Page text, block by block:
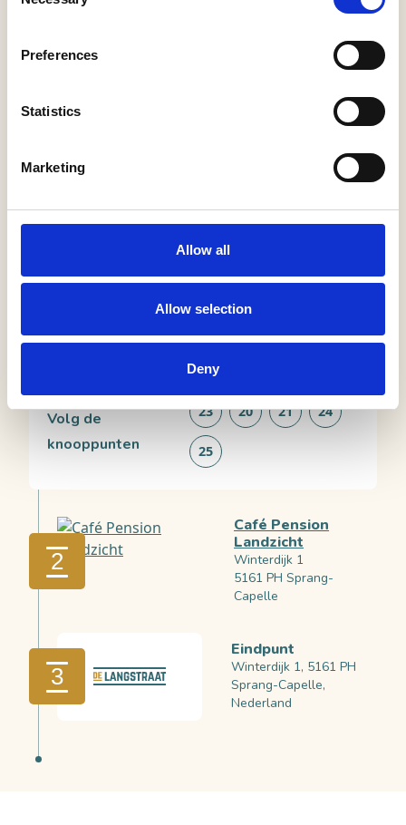
Preferences
Statistics
Marketing
Allow all
Allow selection
Deny
VOORDAT JE START
Zet je GPS aan, want sommige paadjes spelen graag
knop 'Download GPX bovenaan de pagina).
Kom je koeien of schapen tegen? Houd dan 25 meter
ROUTES EN TIPS
Startpunt
Sprang-Capelle,
Volg de
knooppunten
23 20 21 24
25
2
Café Pension
Landzicht
Winterdijk 1
5161 PH Sprang-
Capelle
3
Eindpunt
Winterdijk 1, 5161 PH
Sprang-Capelle,
Nederland